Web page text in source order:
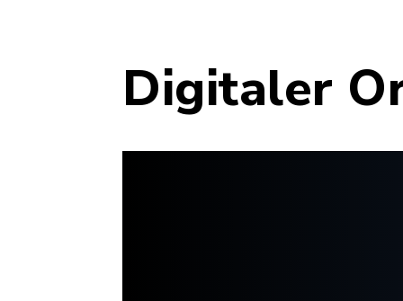
Digitaler